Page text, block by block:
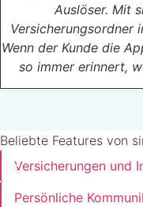
Auslöser. Mit
Versicherungsordner
Wenn der Kunde die
so immer erinnert,
Versicherungen und
Persönliche